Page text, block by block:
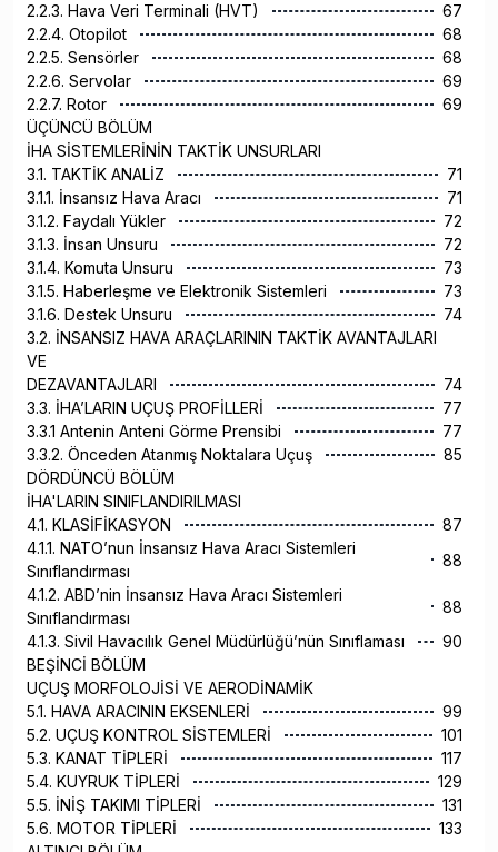
2.2.3. Hava Veri Terminali (HVT)
67
2.2.4. Otopilot
68
2.2.5. Sensörler
68
2.2.6. Servolar
69
2.2.7. Rotor
69
ÜÇÜNCÜ BÖLÜM
İHA SİSTEMLERİNİN TAKTİK UNSURLARI
3.1. TAKTİK ANALİZ
71
3.1.1. İnsansız Hava Aracı
71
3.1.2. Faydalı Yükler
72
3.1.3. İnsan Unsuru
72
3.1.4. Komuta Unsuru
73
3.1.5. Haberleşme ve Elektronik Sistemleri
73
3.1.6. Destek Unsuru
74
3.2. İNSANSIZ HAVA ARAÇLARININ TAKTİK AVANTAJLARI
VE
DEZAVANTAJLARI
74
3.3. İHA’LARIN UÇUŞ PROFİLLERİ
77
3.3.1 Antenin Anteni Görme Prensibi
77
3.3.2. Önceden Atanmış Noktalara Uçuş
85
DÖRDÜNCÜ BÖLÜM
İHA'LARIN SINIFLANDIRILMASI
4.1. KLASİFİKASYON
87
4.1.1. NATO’nun İnsansız Hava Aracı Sistemleri
Sınıflandırması
88
4.1.2. ABD’nin İnsansız Hava Aracı Sistemleri
Sınıflandırması
88
4.1.3. Sivil Havacılık Genel Müdürlüğü’nün Sınıflaması
90
BEŞİNCİ BÖLÜM
UÇUŞ MORFOLOJİSİ VE AERODİNAMİK
5.1. HAVA ARACININ EKSENLERİ
99
5.2. UÇUŞ KONTROL SİSTEMLERİ
101
5.3. KANAT TİPLERİ
117
5.4. KUYRUK TİPLERİ
129
5.5. İNİŞ TAKIMI TİPLERİ
131
5.6. MOTOR TİPLERİ
133